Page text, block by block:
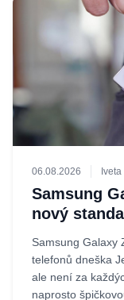
06.08.2026 Iveta
Samsung
nový
Samsung Galaxy
telefonů dneška
ale není za
naprosto